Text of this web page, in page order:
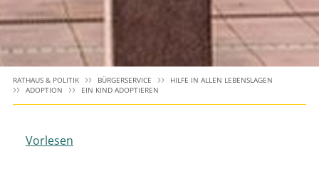
RATHAUS & POLITIK BÜRGERSERVICE
HILFE IN ALLEN LEBENSLAGEN
ADOPTION
EIN KIND ADOPTIEREN
Vorlesen